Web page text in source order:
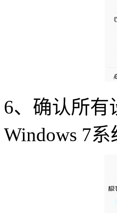
6、确认所有
Windows 7